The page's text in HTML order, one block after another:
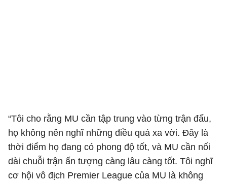
“Tôi cho rằng MU cần tập trung vào từng trận đấu,
họ không nên nghĩ những điều quá xa vời. Đây là
thời điểm họ đang có phong độ tốt, và MU cần nối
dài chuỗi trận ấn tượng càng lâu càng tốt. Tôi nghĩ
cơ hội vô địch Premier League của MU là không